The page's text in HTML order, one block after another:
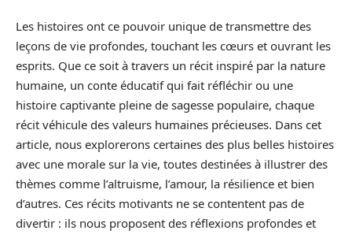
Les histoires ont ce pouvoir unique de transmettre des
leçons de vie profondes, touchant les cœurs et ouvrant les
esprits. Que ce soit à travers un récit inspiré par la nature
humaine, un conte éducatif qui fait réfléchir ou une
histoire captivante pleine de sagesse populaire, chaque
récit véhicule des valeurs humaines précieuses. Dans cet
article, nous explorerons certaines des plus belles histoires
avec une morale sur la vie, toutes destinées à illustrer des
thèmes comme l’altruisme, l’amour, la résilience et bien
d’autres. Ces récits motivants ne se contentent pas de
divertir : ils nous proposent des réflexions profondes et